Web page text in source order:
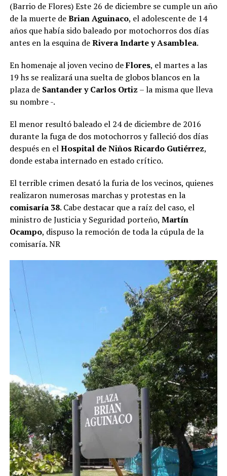
(Barrio de Flores) Este 26 de diciembre se cumple un año
de la muerte deBrian Aguinaco, el adolescente de 14
años que había sido baleado por motochorros dos días
antes en la esquina deRivera Indarte y Asamblea.
En homenaje al joven vecino deFlores, el martes a las
19 hs se realizará una suelta de globos blancos en la
plaza de Santander y Carlos Ortiz – la misma que lleva
su nombre -.
El menor resultó baleado el 24 de diciembre de 2016
durante la fuga de dos motochorros y falleció dos días
después en elHospital de Niños Ricardo Gutiérrez,
donde estaba internado en estado crítico.
El terrible crimen desató la furia de los vecinos, quienes
realizaron numerosas marchas y protestas en la
comisaría 38. Cabe destacar que a raíz del caso, el
ministro de Justicia y Seguridad porteño, Martín
Ocampo, dispuso la remoción de toda la cúpula de la
comisaría. NR